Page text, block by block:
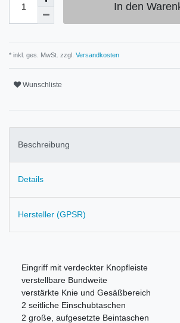
In den
* inkl. ges. MwSt. zzgl. Versandkosten
Wunschliste
Beschreibung
Details
Hersteller (GPSR)
Eingriff mit verdeckter Knopfleiste
verstellbare Bundweite
verstärkte Knie und Gesäßbereich
2 seitliche Einschubtaschen
2 große, aufgesetzte Beintaschen